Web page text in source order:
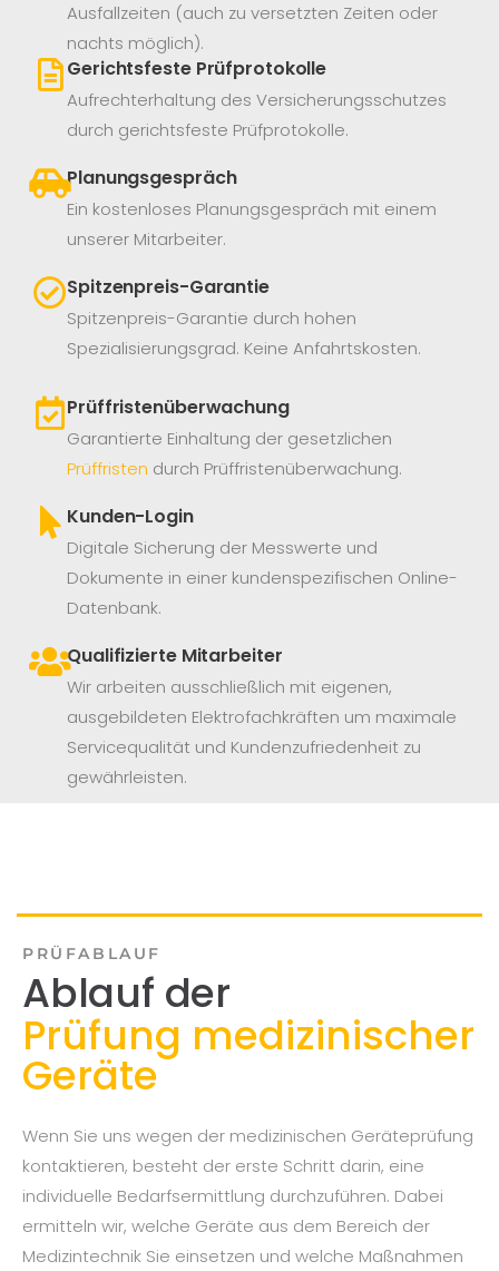
Ausfallzeiten (auch zu versetzten Zeiten oder
nachts möglich).
Gerichtsfeste Prüfprotokolle
Aufrechterhaltung des Versicherungsschutzes
durch gerichtsfeste Prüfprotokolle.
Planungsgespräch
Ein kostenloses Planungsgespräch mit einem
unserer Mitarbeiter.
Spitzenpreis-Garantie
Spitzenpreis-Garantie durch hohen
Spezialisierungsgrad. Keine Anfahrtskosten.
Prüffristenüberwachung
Garantierte Einhaltung der gesetzlichen
Prüffristen durch Prüffristenüberwachung.
Kunden-Login
Digitale Sicherung der Messwerte und
Dokumente in einer kundenspezifischen Online-
Datenbank.
Qualifizierte Mitarbeiter
Wir arbeiten ausschließlich mit eigenen,
ausgebildeten Elektrofachkräften um maximale
Servicequalität und Kundenzufriedenheit zu
gewährleisten.
PRÜFABLAUF
Ablauf der
Prüfung medizinischer
Geräte
Wenn Sie uns wegen der medizinischen Geräteprüfung
kontaktieren, besteht der erste Schritt darin, eine
individuelle Bedarfsermittlung durchzuführen. Dabei
ermitteln wir, welche Geräte aus dem Bereich der
Medizintechnik Sie einsetzen und welche Maßnahmen